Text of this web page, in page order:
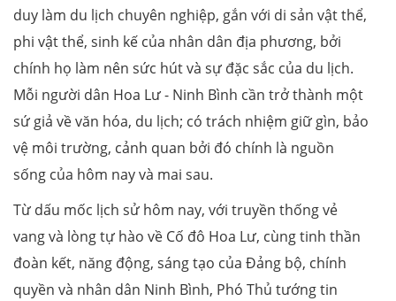
duy làm du lịch chuyên nghiệp, gắn với di sản vật thể,
phi vật thể, sinh kế của nhân dân địa phương, bởi
chính họ làm nên sức hút và sự đặc sắc của du lịch.
Mỗi người dân Hoa Lư - Ninh Bình cần trở thành một
sứ giả về văn hóa, du lịch; có trách nhiệm giữ gìn, bảo
vệ môi trường, cảnh quan bởi đó chính là nguồn
sống của hôm nay và mai sau.
Từ dấu mốc lịch sử hôm nay, với truyền thống vẻ
vang và lòng tự hào về Cố đô Hoa Lư, cùng tinh thần
đoàn kết, năng động, sáng tạo của Đảng bộ, chính
quyền và nhân dân Ninh Bình, Phó Thủ tướng tin